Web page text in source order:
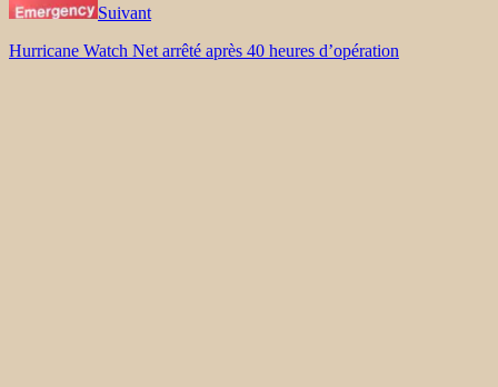
Suivant
Hurricane Watch Net arrêté après 40 heures d’opération